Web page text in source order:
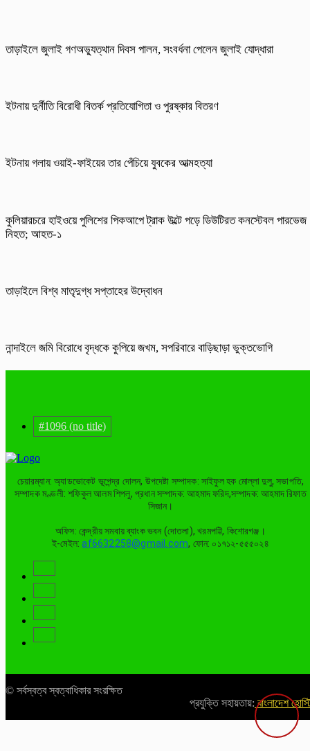
তাড়াইলে জুলাই গণঅভ্যুত্থান দিবস পালন, সংবর্ধনা পেলেন জুলাই যোদ্ধারা
ইটনায় দুর্নীতি বিরোধী বিতর্ক প্রতিযোগিতা ও পুরষ্কার বিতরণ
ইটনায় গলায় ওয়াই-ফাইয়ের তার পেঁচিয়ে যুবকের আত্মহত্যা
কুলিয়ারচরে হাইওয়ে পুলিশের পিকআপে ট্রাক উল্টে পড়ে ডিউটিরত কনস্টেবল পারভেজ
নিহত; আহত-১
তাড়াইলে বিশ্ব মাতৃদুগ্ধ সপ্তাহের উদ্বোধন
নান্দাইলে জমি বিরোধে বৃদ্ধকে কুপিয়ে জখম, সপরিবারে বাড়িছাড়া ভুক্তভোগি
#1096 (no title)
চেয়ারম্যান: অ্যাডভোকেট ভূপেন্দ্র দোলন, উপদেষ্টা সম্পাদক: সাইফুল হক মোল্লা দুলু, সভাপতি,
সম্পাদক মণ্ডলী: শফিকুল আলম শিপলু, প্রধান সম্পাদক: আহমাদ ফরিদ,সম্পাদক: আহমাদ রিফাত
সিজান।
অফিস: কেন্দ্রীয় সমবায় ব্যাংক ভবন (দোতলা), খরমপট্টি, কিশোরগঞ্জ।
ই-মেইল:af6632258@gmail.com, ফোন: ০১৭১২-৫৫৫০২৪
© সর্বস্বত্ব স্বত্বাধিকার সংরক্ষিত
প্রযুক্তি সহায়তায়: বাংলাদেশ